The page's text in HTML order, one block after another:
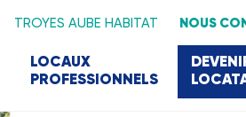
TROYES AUBE HABITAT NOUS
LOCAUX
PROFESSIONNELS